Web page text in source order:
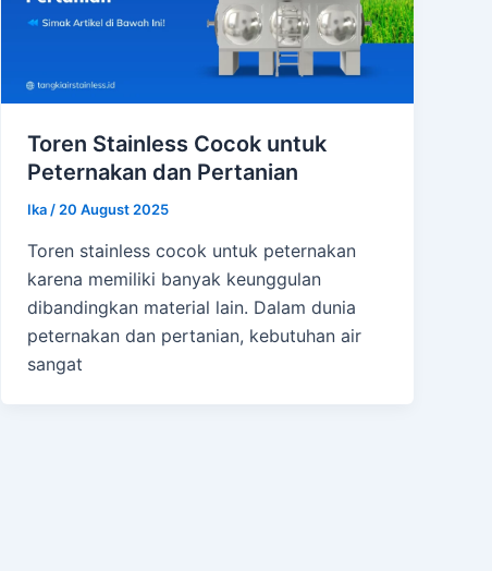
Toren Stainless Cocok untuk
Peternakan dan Pertanian
Ika / 20 August 2025
Toren stainless cocok untuk peternakan
karena memiliki banyak keunggulan
dibandingkan material lain. Dalam dunia
peternakan dan pertanian, kebutuhan air
sangat